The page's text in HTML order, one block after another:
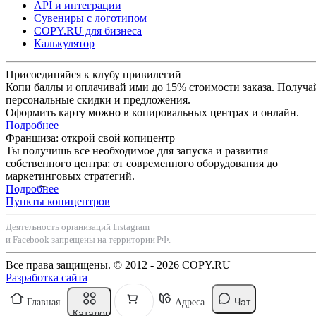
цветность, тираж и дополнительные опции.
Получите готовые бланки в кратчайшие сроки!
Мы предлагаем не просто печать, а создание эффективного
инструмента, который будет работать на успех вашей компании.
Доверьтесь профессионалам и закажите фирменные бланки уже
сегодня!
API и интеграции
Сувениры с логотипом
COPY.RU для бизнеса
Калькулятор
Присоединяйся к клубу привилегий
Копи баллы и оплачивай ими до 15% стоимости заказа.
персональные скидки и предложения.
Оформить карту можно в копировальных центрах и онлайн.
Подробнее
Франшиза: открой свой копицентр
Ты получишь все необходимое для запуска и развития
собственного центра: от современного оборудования до
маркетинговых стратегий.
Подробнее
Пункты копицентров
Деятельность организаций Instagram
и Facebook запрещены на территории РФ.
Все права защищены. © 2012 - 2026 COPY.RU
Разработка сайта
Главная
Каталог
Адреса Чат